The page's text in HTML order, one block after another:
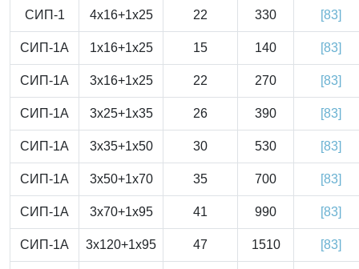
СИП-1 4x16+1x25 22 330 [83]
СИП-1А 1x16+1x25 15 140 [83]
СИП-1А 3x16+1x25 22 270 [83]
СИП-1А 3x25+1x35 26 390 [83]
СИП-1А 3x35+1x50 30 530 [83]
СИП-1А 3x50+1x70 35 700 [83]
СИП-1А 3x70+1x95 41 990 [83]
СИП-1А 3x120+1x95 47 1510 [83]